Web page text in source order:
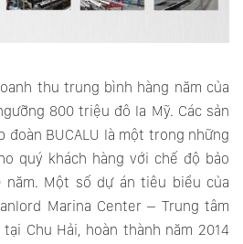
thu trung bình hàng năm của
800 triệu đô la Mỹ. Các sản
đoàn BUCALU là một trong những
quý khách hàng với chế độ bảo
năm. Một số dự án tiêu biểu của
Marina Center – Trung tâm
Chu Hải, hoàn thành năm 2014